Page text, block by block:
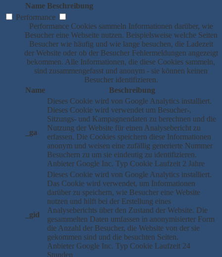
Name Beschreibung
Performance
Performance Cookies sammeln Informationen darüber, wie
Besucher eine Webseite nutzen. Beispielsweise welche Seiten
Besucher wie häufig und wie lange besuchen, die Ladezeit
der Website oder ob der Besucher Fehlermeldungen angezeigt
bekommen. Alle Informationen, die diese Cookies sammeln,
sind zusammengefasst und anonym - sie können keinen
Besucher identifizieren.
Name
Beschreibung
_ga
Dieses Cookie wird von Google Analytics installiert.
Dieses Cookie wird verwendet um Besucher-,
Sitzungs- und Kampagnendaten zu berechnen und die
Nutzung der Website für einen Analysebericht zu
erfassen. Die Cookies speichern diese Informationen
anonym und weisen eine zufällig generierte Nummer
Besuchern zu um sie eindeutig zu identifizieren.
Anbieter Google Inc. Typ Cookie Laufzeit 2 Jahre
_gid
Dieses Cookie wird von Google Analytics installiert.
Das Cookie wird verwendet, um Informationen
darüber zu speichern, wie Besucher eine Website
nutzen und hilft bei der Erstellung eines
Analyseberichts über den Zustand der Website. Die
gesammelten Daten umfassen in anonymisierter Form
die Anzahl der Besucher, die Website von der sie
gekommen sind und die besuchten Seiten.
Anbieter Google Inc. Typ Cookie Laufzeit 24
Stunden